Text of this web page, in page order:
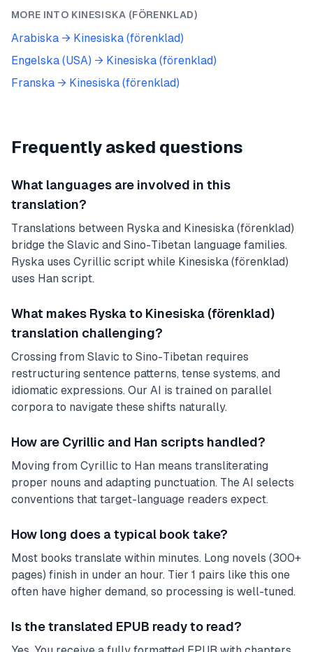
MORE INTO KINESISKA (FÖRENKLAD)
Arabiska → Kinesiska (förenklad)
Engelska (USA) → Kinesiska (förenklad)
Franska → Kinesiska (förenklad)
Frequently asked questions
What languages are involved in this
translation?
Translations between Ryska and Kinesiska (förenklad)
bridge the Slavic and Sino-Tibetan language families.
Ryska uses Cyrillic script while Kinesiska (förenklad)
uses Han script.
What makes Ryska to Kinesiska (förenklad)
translation challenging?
Crossing from Slavic to Sino-Tibetan requires
restructuring sentence patterns, tense systems, and
idiomatic expressions. Our AI is trained on parallel
corpora to navigate these shifts naturally.
How are Cyrillic and Han scripts handled?
Moving from Cyrillic to Han means transliterating
proper nouns and adapting punctuation. The AI selects
conventions that target-language readers expect.
How long does a typical book take?
Most books translate within minutes. Long novels (300+
pages) finish in under an hour. Tier 1 pairs like this one
often have higher demand, so processing is well-tuned.
Is the translated EPUB ready to read?